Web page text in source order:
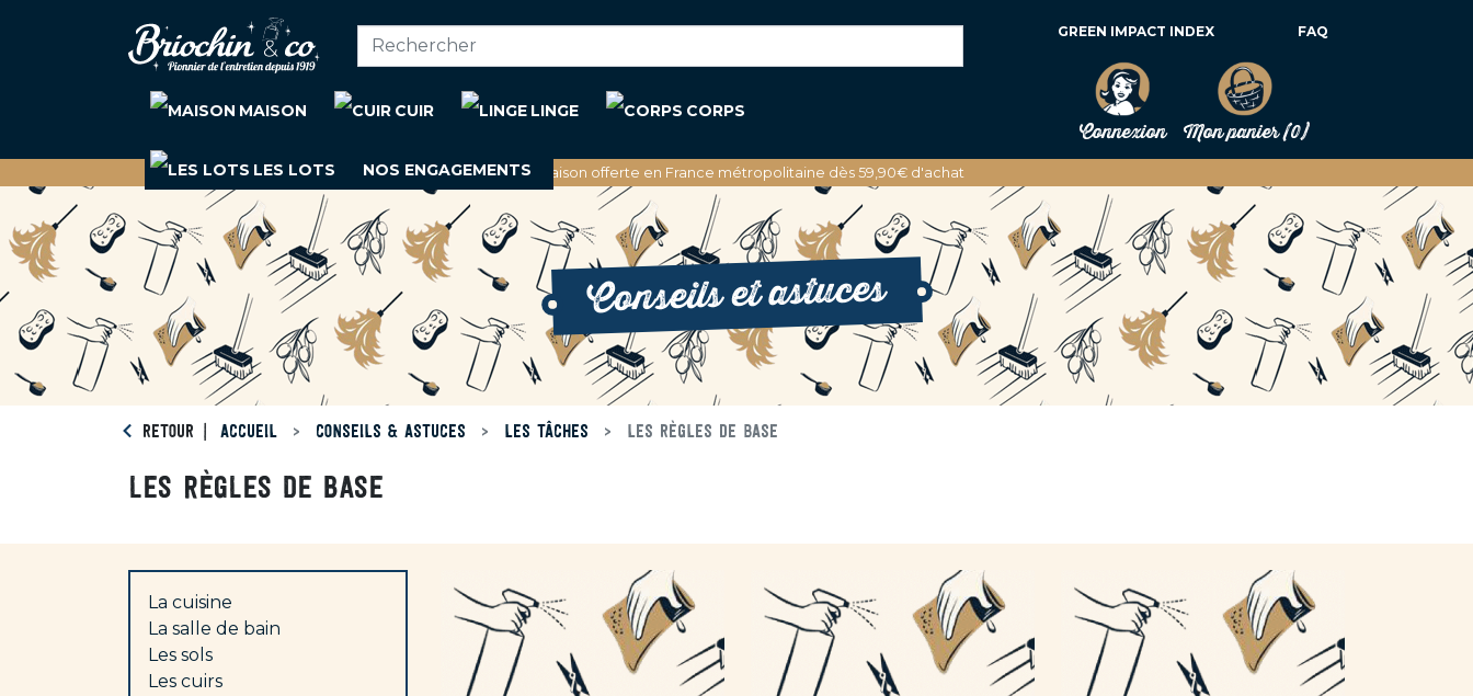
MAISON CUIR LINGE CORPS
LES LOTS NOS ENGAGEMENTS
GREEN IMPACT INDEX FAQ
Connexion Mon panier(0)
🚚 Livraison offerte en France métropolitaine dès 59,90€ d'achat
Conseils et astuces
RETOUR ACCUEIL CONSEILS & ASTUCES LES TÂCHES LES RÈGLES DE BASE
LES RÈGLES DE BASE
La cuisine
La salle de bain
Les sols
Les cuirs